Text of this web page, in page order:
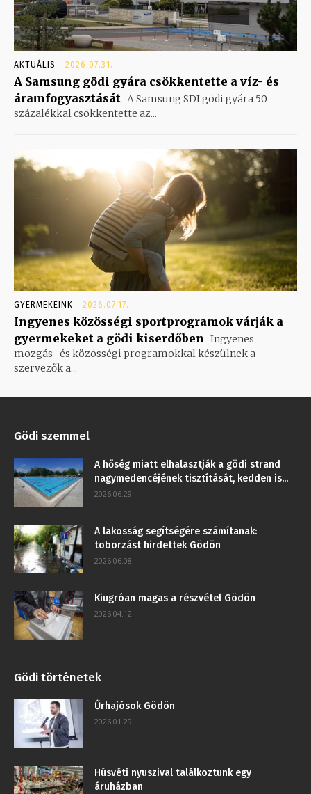
AKTUÁLIS 2026.07.31.
A Samsung gödi gyára csökkentette a víz- és
áramfogyasztását A Samsung SDI gödi gyára 50
százalékkal csökkentette az...
GYERMEKEINK 2026.07.17.
Ingyenes közösségi sportprogramok várják a
gyermekeket a gödi kiserdőben
Ingyenes
mozgás- és közösségi programokkal készülnek a
szervezők a...
Gödi szemmel
A hőség miatt elhalasztják a gödi strand
nagymedencéjének tisztítását, kedden is...
2026.06.29.
A lakosság segítségére számítanak:
toborzást hirdettek Gödön
2026.06.08.
Kiugróan magas a részvétel Gödön
2026.04.12.
Gödi történetek
Űrhajósok Gödön
2026.01.29.
Húsvéti nyuszival találkoztunk egy
áruházban